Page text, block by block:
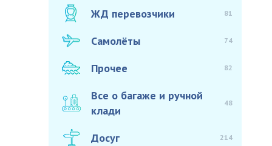
ЖД перевозчики 81
Самолёты 74
Прочее 82
Все о багаже и ручной
клади
48
Досуг 214